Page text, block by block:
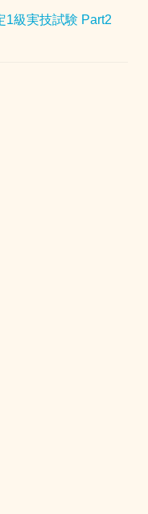
1級実技試験 Part2